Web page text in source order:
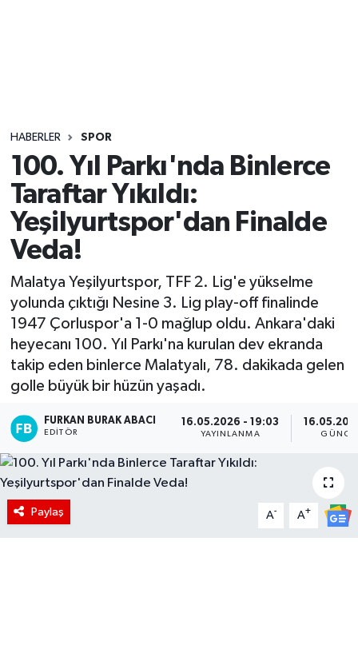
HABERLER SPOR
100. Yıl Parkı'nda Binlerce
Taraftar Yıkıldı:
Yeşilyurtspor'dan Finalde
Veda!
Malatya Yeşilyurtspor, TFF 2. Lig'e yükselme
yolunda çıktığı Nesine 3. Lig play-off finalinde
1947 Çorluspor'a 1-0 mağlup oldu. Ankara'daki
heyecanı 100. Yıl Parkı'na kurulan dev ekranda
takip eden binlerce Malatyalı, 78. dakikada gelen
golle büyük bir hüzün yaşadı.
FURKAN BURAK ABACI
EDITÖR
16.05.2026 - 19:03
YAYINLANMA
Paylaş A- A+
Yaşam